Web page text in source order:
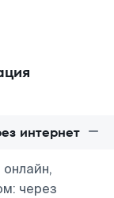
интернет
через